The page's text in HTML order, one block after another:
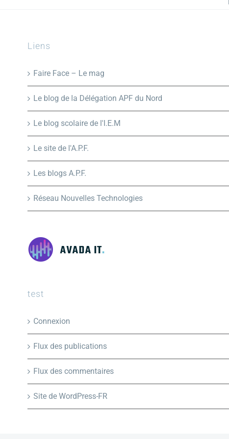
Liens
Faire Face – Le mag
Le blog de la Délégation APF du Nord
Le blog scolaire de l'I.E.M
Le site de l'A.P.F.
Les blogs A.P.F.
Réseau Nouvelles Technologies
test
Connexion
Flux des publications
Flux des commentaires
Site de WordPress-FR